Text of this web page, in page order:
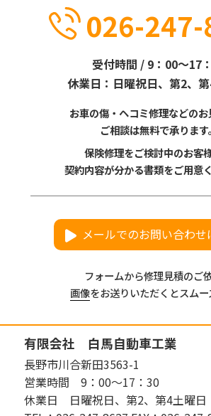
026-
受付時間 / 9：00～17
休業日：日曜祝日、第2、
お車の傷・ヘコミ修理などの
ご相談は無料で承ります。
保険修理をご検討中のお客様
契約内容が分かる書類をご用意
メールでのお問い合わせ
フォームから修理見積のご
画像をお送りいただくとスムー
有限会社 白馬自動車工業
長野市川合新田3563-1
営業時間 9：00～17：30
休業日 日曜祝日、第2、第4土曜日